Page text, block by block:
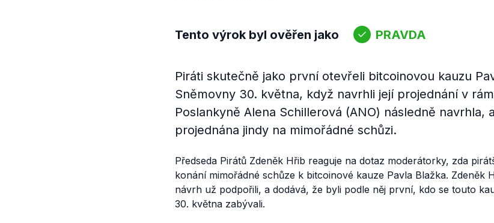
Tento výrok byl ověřen jako PRAVDA
Piráti skutečně jako první otevřeli bitcoinovou kauzu
Sněmovny 30. května, když navrhli její projednání v
Poslankyně Alena Schillerová (ANO) následně navrhla,
projednána jindy na mimořádné schůzi.
Předseda Pirátů Zdeněk Hřib reaguje na dotaz moderátorky, zda
konání mimořádné schůze k bitcoinové kauze Pavla Blažka. Zdeněk
návrh už podpořili, a dodává, že byli podle něj první, kdo se touto
30. května zabývali.